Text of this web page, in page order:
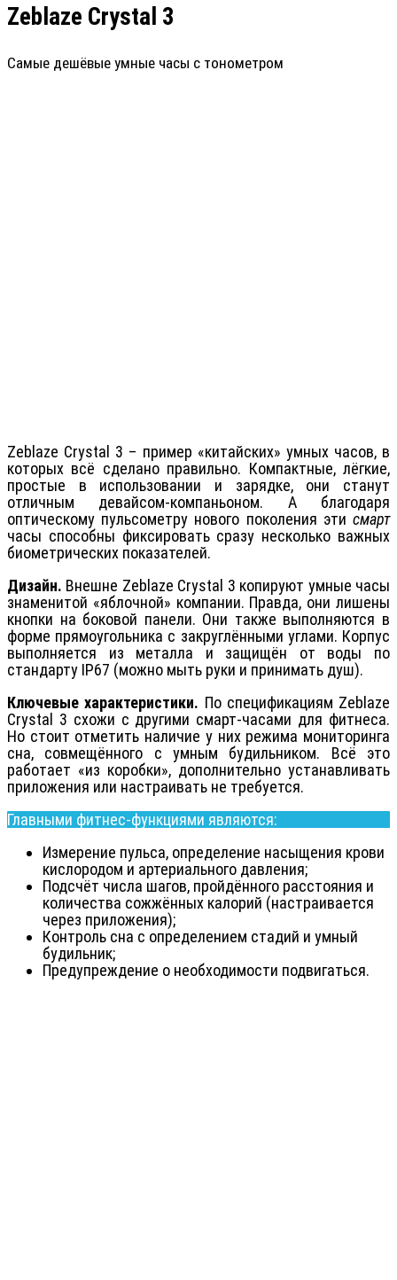
Zeblaze Crystal 3
Самые дешёвые умные часы с тонометром
Zeblaze Crystal 3 – пример «китайских» умных часов, в
которых всё сделано правильно. Компактные, лёгкие,
простые в использовании и зарядке, они станут
отличным девайсом-компаньоном. А благодаря
оптическому пульсометру нового поколения эти смарт
часы способны фиксировать сразу несколько важных
биометрических показателей.
Дизайн. Внешне Zeblaze Crystal 3 копируют умные часы
знаменитой «яблочной» компании. Правда, они лишены
кнопки на боковой панели. Они также выполняются в
форме прямоугольника с закруглёнными углами. Корпус
выполняется из металла и защищён от воды по
стандарту IP67 (можно мыть руки и принимать душ).
Ключевые характеристики. По спецификациям Zeblaze
Crystal 3 схожи с другими смарт-часами для фитнеса.
Но стоит отметить наличие у них режима мониторинга
сна, совмещённого с умным будильником. Всё это
работает «из коробки», дополнительно устанавливать
приложения или настраивать не требуется.
Главными фитнес-функциями являются:
Измерение пульса, определение насыщения крови
кислородом и артериального давления;
Подсчёт числа шагов, пройдённого расстояния и
количества сожжённых калорий (настраивается
через приложения);
Контроль сна с определением стадий и умный
будильник;
Предупреждение о необходимости подвигаться.